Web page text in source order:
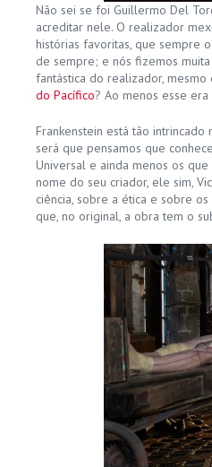
Não sei se foi Guillermo Del
acreditar nele. O realizador
histórias favoritas, que sempre
de sempre; e nós fizemos
fantástica do realizador,
do Pacífico? Ao menos esse
Frankenstein está tão
será que pensamos que
Universal e ainda menos os
nome do seu criador, ele sim,
ciência, sobre a ética e sobre
que, no original, a obra tem o